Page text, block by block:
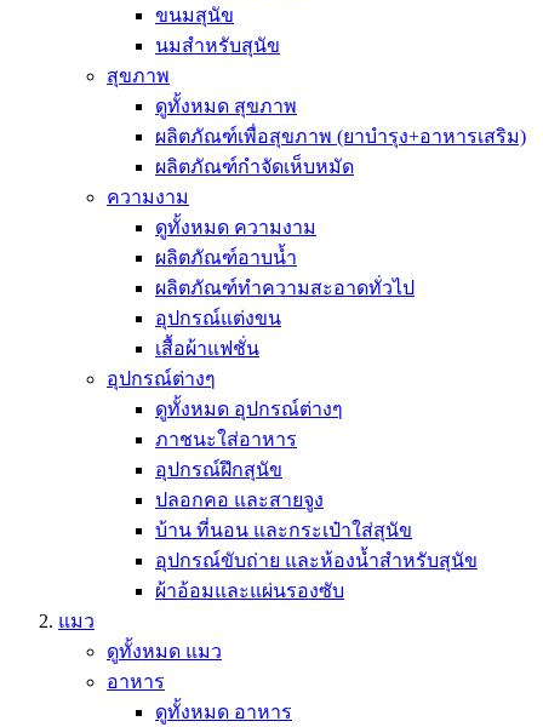
ขนมสุนัข
นมสำหรับสุนัข
สุขภาพ
ดูทั้งหมด สุขภาพ
ผลิตภัณฑ์เพื่อสุขภาพ (ยาบำรุง+อาหารเสริม)
ผลิตภัณฑ์กำจัดเห็บหมัด
ความงาม
ดูทั้งหมด ความงาม
ผลิตภัณฑ์อาบน้ำ
ผลิตภัณฑ์ทำความสะอาดทั่วไป
อุปกรณ์แต่งขน
เสื้อผ้าแฟชั่น
อุปกรณ์ต่างๆ
ดูทั้งหมด อุปกรณ์ต่างๆ
ภาชนะใส่อาหาร
อุปกรณ์ฝึกสุนัข
ปลอกคอ และสายจูง
บ้าน ที่นอน และกระเป๋าใส่สุนัข
อุปกรณ์ขับถ่าย และห้องน้ำสำหรับสุนัข
ผ้าอ้อมและแผ่นรองซับ
แมว
ดูทั้งหมด แมว
อาหาร
ดูทั้งหมด อาหาร